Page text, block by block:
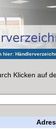
hier:
Klicken auf